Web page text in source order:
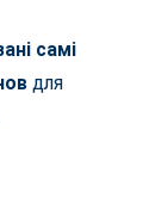
самі
для